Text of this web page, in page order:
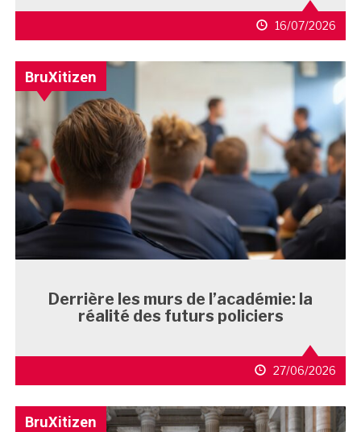
16/07/2026
BruXitizen
Derrière les murs de l’académie: la
réalité des futurs policiers
27/06/2026
BruXitizen